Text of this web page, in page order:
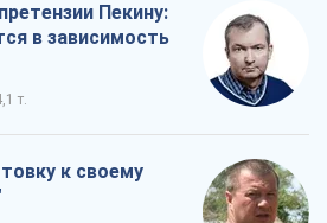
Пекину:
в зависимость
т.
к своему